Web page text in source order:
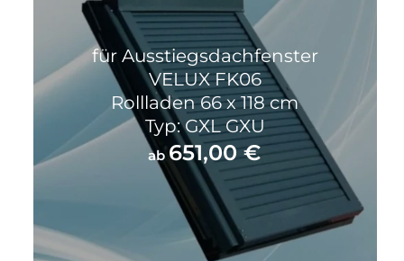
für Ausstiegsdachfenster
VELUX FK06
Rollladen 66 x 118 cm
Typ: GXL GXU
ab 651,00€